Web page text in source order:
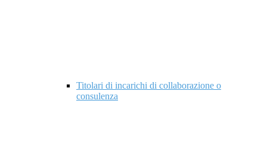
Titolari di incarichi di collaborazione o
consulenza